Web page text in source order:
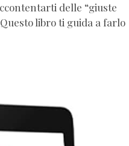
delle “giuste
libro ti guida a farlo